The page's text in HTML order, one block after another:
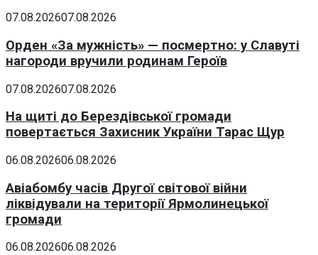
07.08.202607.08.2026
Орден «За мужність» — посмертно: у Славуті
нагороди вручили родинам Героїв
07.08.202607.08.2026
На щиті до Берездівської громади
повертається Захисник України Тарас Щур
06.08.202606.08.2026
Авіабомбу часів Другої світової війни
ліквідували на території Ярмолинецької
громади
06.08.202606.08.2026